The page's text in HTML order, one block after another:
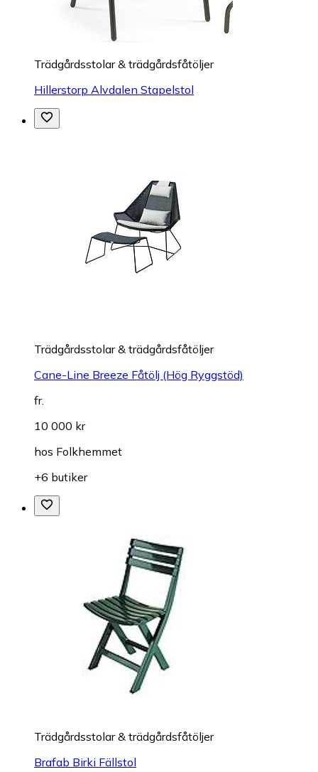
Trädgårdsstolar & trädgårdsfåtöljer
Hillerstorp Alvdalen Stapelstol
Trädgårdsstolar & trädgårdsfåtöljer
Cane-Line Breeze Fåtölj (Hög Ryggstöd)
fr.
10 000 kr
hos Folkhemmet
+6 butiker
Trädgårdsstolar & trädgårdsfåtöljer
Brafab Birki Fällstol